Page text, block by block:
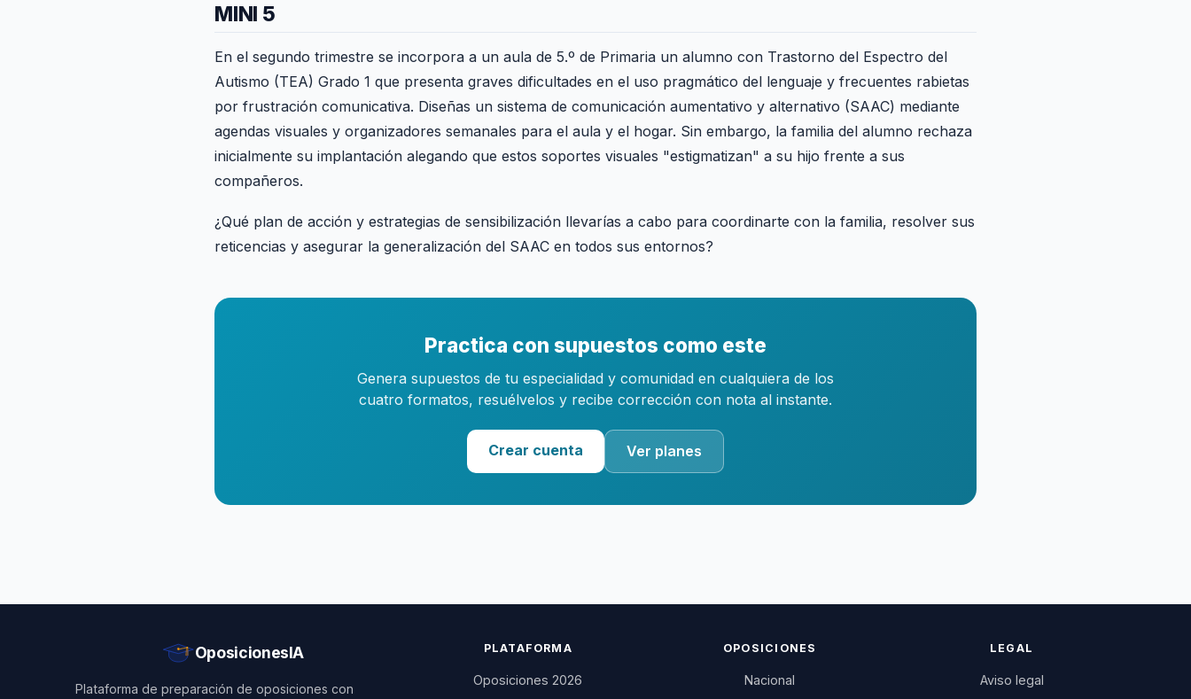
MINI 5
En el segundo trimestre se incorpora a un aula de 5.º de Primaria un alumno con Trastorno del Espectro del
Autismo (TEA) Grado 1 que presenta graves dificultades en el uso pragmático del lenguaje y frecuentes rabietas
por frustración comunicativa. Diseñas un sistema de comunicación aumentativo y alternativo (SAAC) mediante
agendas visuales y organizadores semanales para el aula y el hogar. Sin embargo, la familia del alumno rechaza
inicialmente su implantación alegando que estos soportes visuales "estigmatizan" a su hijo frente a sus
compañeros.
¿Qué plan de acción y estrategias de sensibilización llevarías a cabo para coordinarte con la familia, resolver sus
reticencias y asegurar la generalización del SAAC en todos sus entornos?
Practica con supuestos como este
Genera supuestos de tu especialidad y comunidad en cualquiera de los
cuatro formatos, resuélvelos y recibe corrección con nota al instante.
Crear cuenta Ver planes
OposicionesIA
Plataforma de preparación de oposiciones con
PLATAFORMA
Oposiciones 2026
OPOSICIONES
Nacional
LEGAL
Aviso legal